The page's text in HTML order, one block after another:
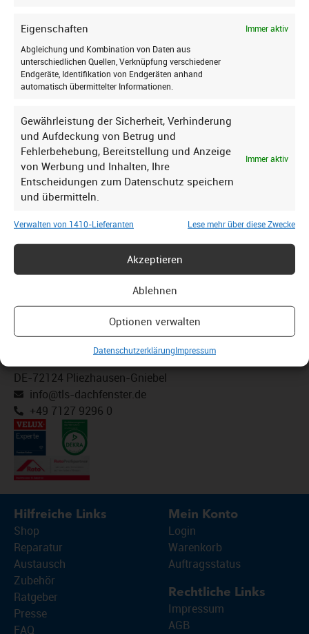
Eigenschaften
Immer aktiv
Abgleichung und Kombination von Daten aus
unterschiedlichen Quellen, Verknüpfung verschiedener
Endgeräte, Identifikation von Endgeräten anhand
automatisch übermittelter Informationen.
Gewährleistung der Sicherheit, Verhinderung
und Aufdeckung von Betrug und
Fehlerbehebung, Bereitstellung und Anzeige
von Werbung und Inhalten, Ihre
Entscheidungen zum Datenschutz speichern
und übermitteln.
Immer aktiv
Verwalten von 1410-Lieferanten Lese mehr über diese Zwecke
Akzeptieren
Ablehnen
Optionen verwalten
DatenschutzerklärungImpressum
Griffstange AF81/AF86 mit Griffhebel
64,95€
Mehr erfahren
WR-Kundendienst GmbH & Co. KG
DE-72124 Pliezhausen-Gniebel
info@tls-dachfenster.de
+49 7127 9296 0
Hilfreiche Links
Shop
Reparatur
Austausch
Zubehör
Ratgeber
Presse
FAQ
Mein Konto
Login
Warenkorb
Auftragsstatus
Rechtliche Links
Impressum
AGB
Ich stimme zu, dass meine personenbezogenen Daten
genutzt werden, um werbliche E-Mails zu erhalten, und
Anmelden
Für den Versand unserer Newsletter nutzen wir rapidmail. Mit Ihrer
Anmeldung stimmen Sie zu, dass die eingegebenen Daten an
rapidmail übermittelt werden. Beachten Sie bitte auch die AGB und
Datenschutzbestimmungen.